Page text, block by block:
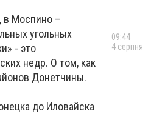
в Моспино –
угольных
- это
недр. О том, как
Донетчины.
до Иловайска
09:44
4 серпня